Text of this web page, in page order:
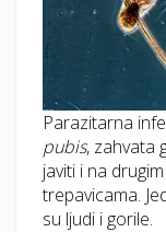
Parazitarna
pubis, zahvata
javiti i na
trepavicama.
su ljudi i gorile.